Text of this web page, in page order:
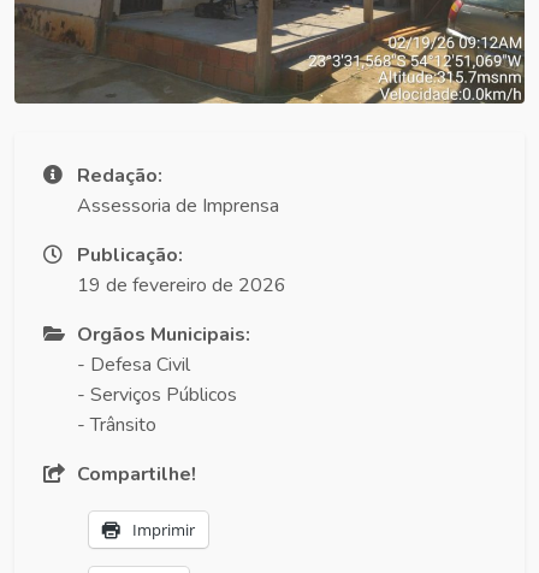
Redação:
Assessoria de Imprensa
Publicação:
19 de fevereiro de 2026
Orgãos Municipais:
- Defesa Civil
- Serviços Públicos
- Trânsito
Compartilhe!
Imprimir